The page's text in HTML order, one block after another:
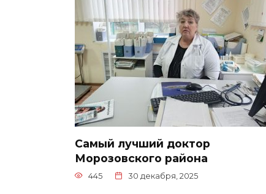
Самый лучший доктор
Морозовского района
445 30 декабря, 2025